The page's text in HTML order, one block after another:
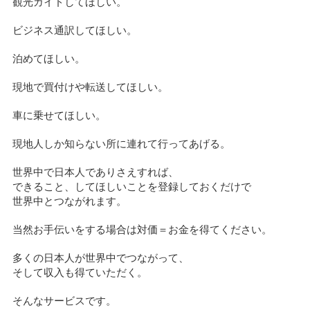
観光ガイドしてほしい。
ビジネス通訳してほしい。
泊めてほしい。
現地で買付けや転送してほしい。
車に乗せてほしい。
現地人しか知らない所に連れて行ってあげる。
世界中で日本人でありさえすれば、
できること、してほしいことを登録しておくだけで
世界中とつながれます。
当然お手伝いをする場合は対価＝お金を得てください。
多くの日本人が世界中でつながって、
そして収入も得ていただく。
そんなサービスです。